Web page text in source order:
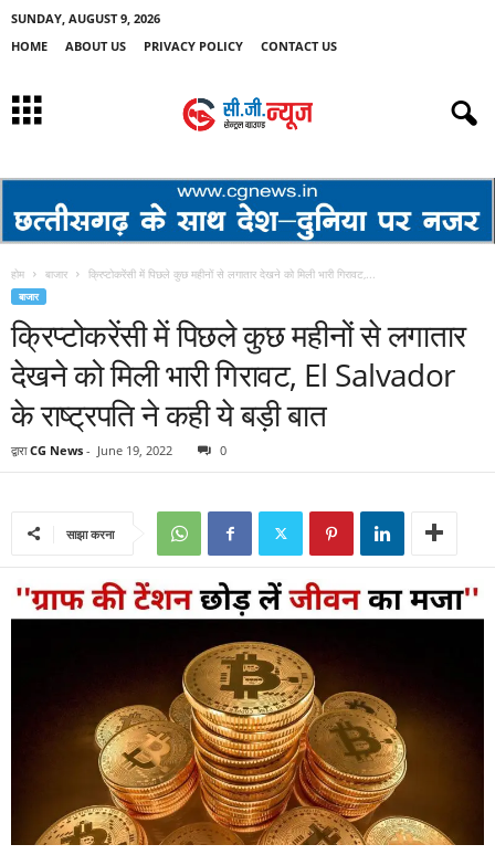
SUNDAY, AUGUST 9, 2026
HOME
ABOUT US PRIVACY POLICY CONTACT US
होम बाजार क्रिप्टोकरेंसी में पिछले कुछ महीनों से लगातार देखने को मिली भारी गिरावट,...
बाजार
क्रिप्टोकरेंसी में पिछले कुछ महीनों से लगातार
देखने को मिली भारी गिरावट, El Salvador
के राष्ट्रपति ने कही ये बड़ी बात
द्वारा CG News - June 19, 2022 0
साझा करना